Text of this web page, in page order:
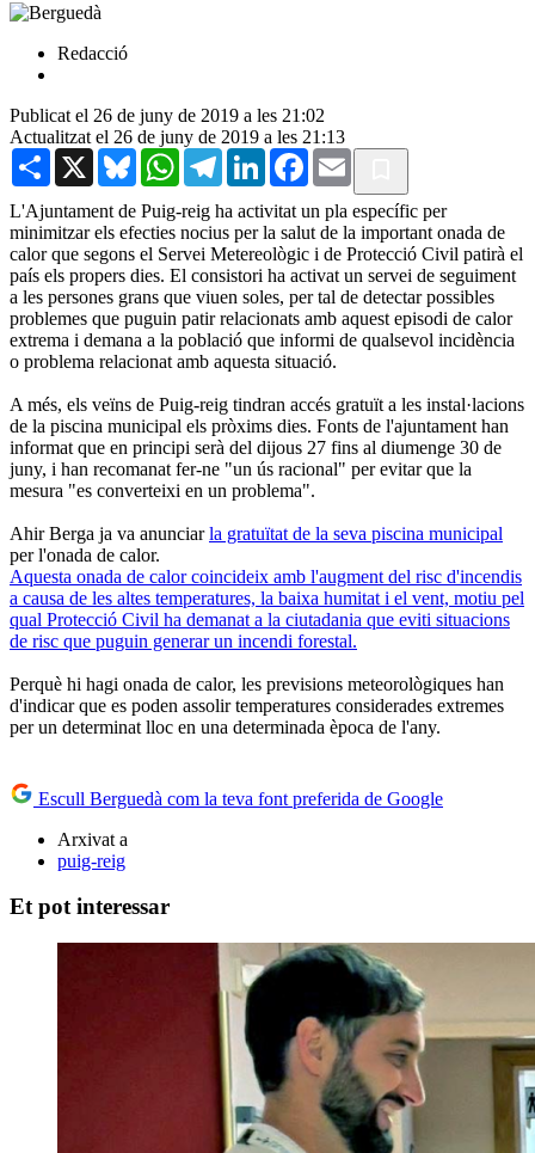
Redacció
Publicat el 26 de juny de 2019 a les 21:02
Actualitzat el 26 de juny de 2019 a les 21:13
Share X BlueskyWhatsAppTelegramLinkedInFacebook
Email
L'Ajuntament de Puig-reig ha activitat un pla específic per
minimitzar els efecties nocius per la salut de la important onada de
calor que segons el Servei Metereològic i de Protecció Civil patirà el
país els propers dies. El consistori ha activat un servei de seguiment
a les persones grans que viuen soles, per tal de detectar possibles
problemes que puguin patir relacionats amb aquest episodi de calor
extrema i demana a la població que informi de qualsevol incidència
o problema relacionat amb aquesta situació.
A més, els veïns de Puig-reig tindran accés gratuït a les instal·lacions
de la piscina municipal els pròxims dies. Fonts de l'ajuntament han
informat que en principi serà del dijous 27 fins al diumenge 30 de
juny, i han recomanat fer-ne "un ús racional" per evitar que la
mesura "es converteixi en un problema".
Ahir Berga ja va anunciarla gratuïtat de la seva piscina municipal
per l'onada de calor.
Aquesta onada de calor coincideix amb l'augment del risc d'incendis
a causa de les altes temperatures, la baixa humitat i el vent, motiu pel
qual Protecció Civil ha demanat a la ciutadania que eviti situacions
de risc que puguin generar un incendi forestal.
Perquè hi hagi onada de calor, les previsions meteorològiques han
d'indicar que es poden assolir temperatures considerades extremes
per un determinat lloc en una determinada època de l'any.
Escull Berguedà com la teva font preferida de Google
Arxivat a
puig-reig
Et pot interessar